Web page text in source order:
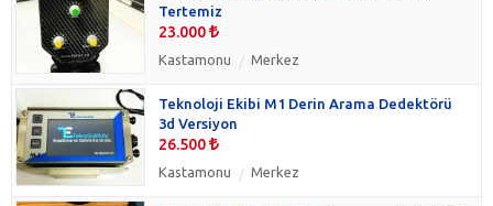
Tertemiz
23.000
Kastamonu Merkez
Teknoloji Ekibi M1 Derin Arama Dedektörü
3d Versiyon
26.500
Kastamonu Merkez